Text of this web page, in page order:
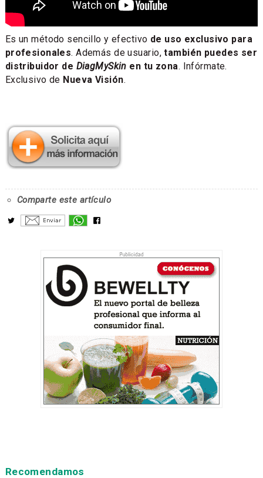
Es un método sencillo y efectivo de uso exclusivo para
profesionales. Además de usuario,también puedes ser
distribuidor de DiagMySkin en tu zona. Infórmate.
Exclusivo de Nueva Visión.
Comparte este artículo
Recomendamos